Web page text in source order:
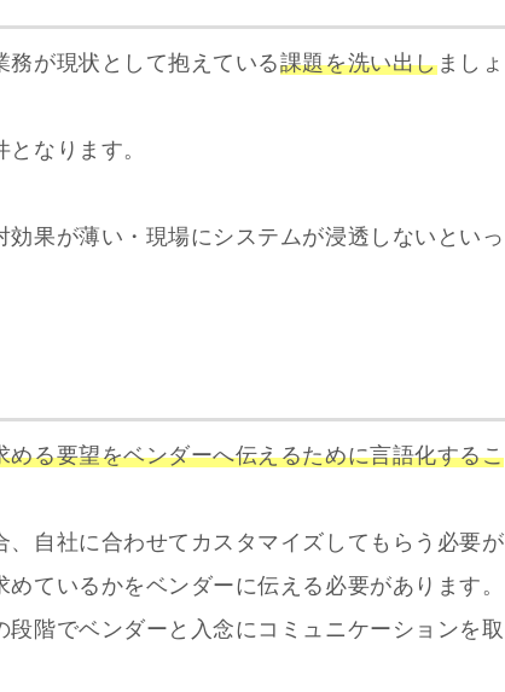
が現状として抱えている課題を洗い出しましょ
なります。
果が薄い・現場にシステムが浸透しないといっ
める要望をベンダーへ伝えるために言語化するこ
自社に合わせてカスタマイズしてもらう必要が
ているかをベンダーに伝える必要があります。
階でベンダーと入念にコミュニケーションを取